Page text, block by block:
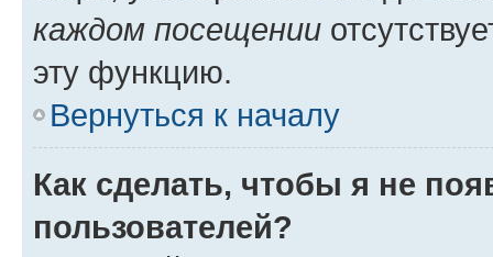
каждом посещении
эту функцию.
Вернуться к началу
Как сделать, чтобы я не
пользователей?